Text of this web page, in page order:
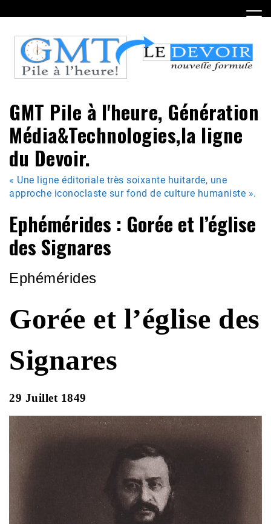
to
content
GMT Pile à l'heure, Génération
Média&Technologies,la ligne
du Devoir.
« Une ligne éditoriale très soixante huitarde, une
approche iconoclaste sur fond de culture humaniste ».
Ephémérides : Gorée et l’église
des Signares
Ephémérides
Gorée et l’église des
Signares
29 Juillet 1849